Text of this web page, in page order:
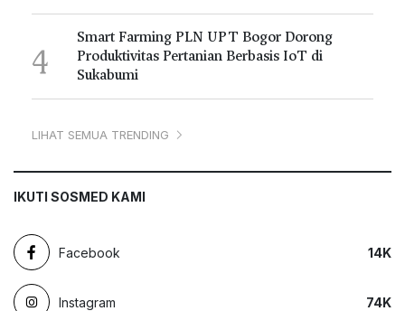
4
Smart Farming PLN UPT Bogor Dorong
Produktivitas Pertanian Berbasis IoT di
Sukabumi
LIHAT SEMUA TRENDING
IKUTI SOSMED KAMI
Facebook 14K
Instagram 74K